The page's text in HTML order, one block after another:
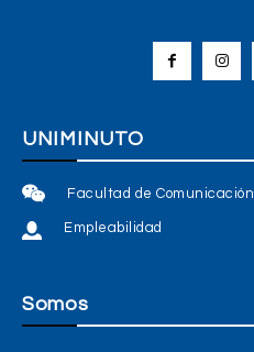
UNIMINUTO
Facultad de Comunicación
Empleabilidad
Somos